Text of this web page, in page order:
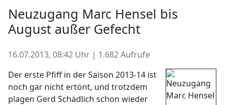
Neuzugang Marc Hensel bis
August außer Gefecht
16.07.2013, 08:42 Uhr | 1.682 Aufrufe
Der erste Pfiff in der Saison 2013-14 ist
noch gar nicht ertönt, und trotzdem
plagen Gerd Schädlich schon wieder